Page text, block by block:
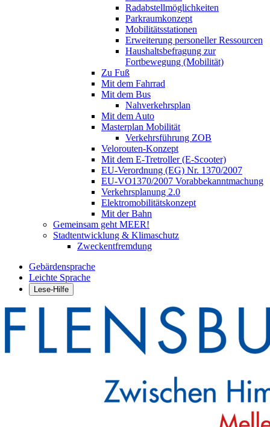
Radabstellmöglichkeiten
Parkraumkonzept
Mobilitätsstationen
Erweiterung personeller Ressourcen
Haushaltsbefragung zur
Fortbewegung (Mobilität)
Zu Fuß
Mit dem Fahrrad
Mit dem Bus
Nahverkehrsplan
Mit dem Auto
Masterplan Mobilität
Verkehrsführung ZOB
Velorouten-Konzept
Mit dem E-Tretroller (E-Scooter)
EU-Verordnung (EG) Nr. 1370/2007
EU-VO1370/2007 Vorabbekanntmachung
Verkehrsplanung 2.0
Elektromobilitätskonzept
Mit der Bahn
Gemeinsam geht MEER!
Stadtentwicklung & Klimaschutz
Zweckentfremdung
Gebärdensprache
Leichte Sprache
Lese-Hilfe